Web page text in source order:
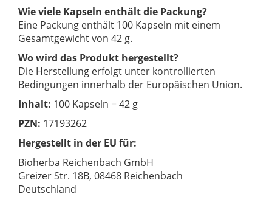
Wie viele Kapseln enthält die Packung?
Eine Packung enthält 100 Kapseln mit einem
Gesamtgewicht von 42 g.
Wo wird das Produkt hergestellt?
Die Herstellung erfolgt unter kontrollierten
Bedingungen innerhalb der Europäischen Union.
Inhalt: 100 Kapseln = 42 g
PZN: 17193262
Hergestellt in der EU für:
Bioherba Reichenbach GmbH
Greizer Str. 18B, 08468 Reichenbach
Deutschland